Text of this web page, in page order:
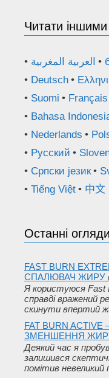
Читати
العربية المغربية
Deutsch
Suomi
Français
Bahasa
Nederlands
Русский
Српски језик
Tiếng Việt
中文
Останні
FAST BURN
СПАЛЮВАЧ ЖИРУ
Я користуюся Fast
справді вражений
скинути впертий
FAT BURN
ЗМЕНШЕННЯ
Деякий час я
залишився
помітив невеликий